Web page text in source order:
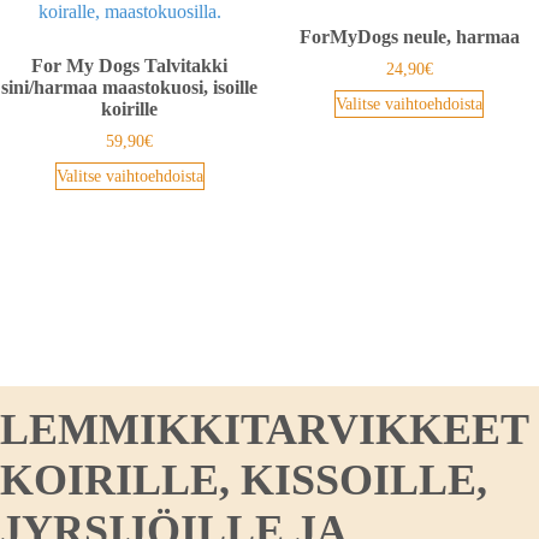
For My Dogs Talvitakki
sini/harmaa maastokuosi, isoille
koirille
59,90€
Valitse vaihtoehdoista
ForMyDogs neule, harmaa
24,90€
Valitse vaihtoehdoista
LEMMIKKITARVIKKEET
KOIRILLE, KISSOILLE,